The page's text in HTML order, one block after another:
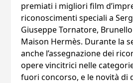
premiati i migliori film
riconoscimenti speciali a
Giuseppe Tornatore,
Maison Hermès. Durante la
anche l’assegnazione dei
opere vincitrici nelle
fuori concorso, e le novità di